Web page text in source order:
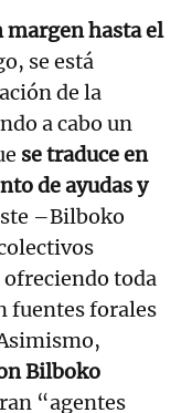
margen hasta el
se está
de la
a cabo un
se traduce en
de ayudas y
–Bilboko
toda
fuentes forales
Bilboko
“agentes